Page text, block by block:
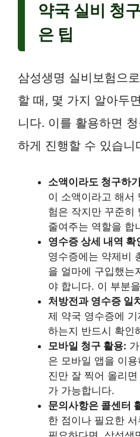
약국 실비 청
은 팁
삼성생명 실비보험으
할 때, 몇 가지 알아두
니다. 이를 활용하면
하게 진행할 수 있습니
소액이라도 청구하
이 소액이라고 해서
험은 작지만 꾸준히
줄여주는 역할을 합
영수증 상세 내역 확
영수증에는 약제비
을 얼마에 구입했는
야 합니다. 이 부분
처방전과 영수증 일
제 약국 영수증에
하는지 반드시 확인
모바일 청구 활용:
은 모바일 앱을 이
진만 잘 찍어 올리
가 가능합니다.
문의사항은 콜센터
한 점이나 필요한